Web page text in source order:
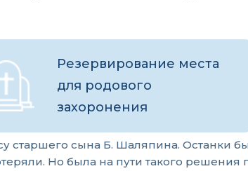
Резервирование места
для родового
захоронения
старшего сына Б. Шаляпина. Останки
Но была на пути такого